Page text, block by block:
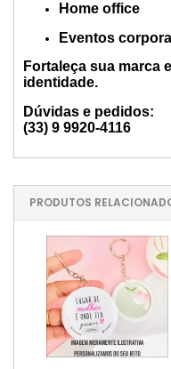
Home office
Eventos
Fortaleça sua marca
identidade.
Dúvidas e pedidos:
(33) 9 9920-4116
PRODUTOS